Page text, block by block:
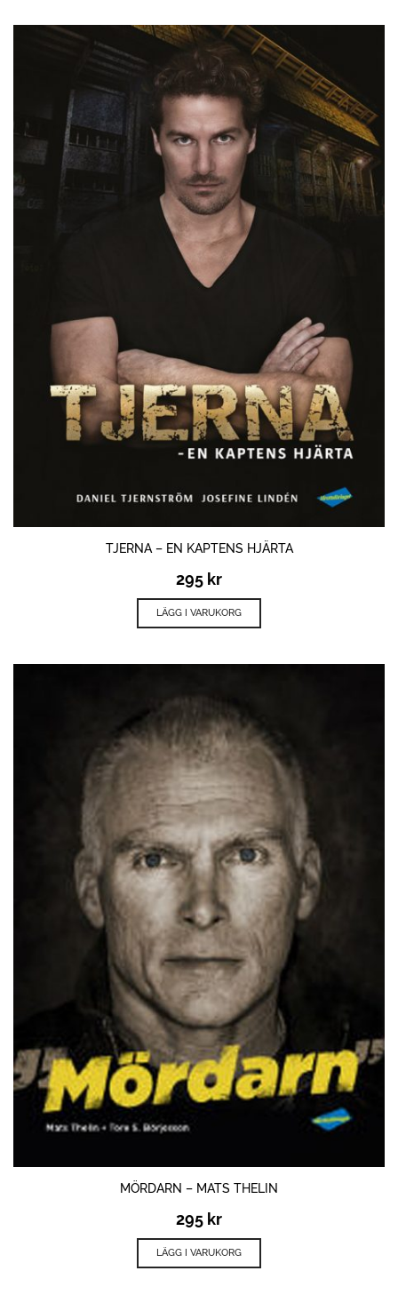
TJERNA – EN KAPTENS HJÄRTA
295 kr
LÄGG I VARUKORG
MÖRDARN – MATS THELIN
295 kr
LÄGG I VARUKORG